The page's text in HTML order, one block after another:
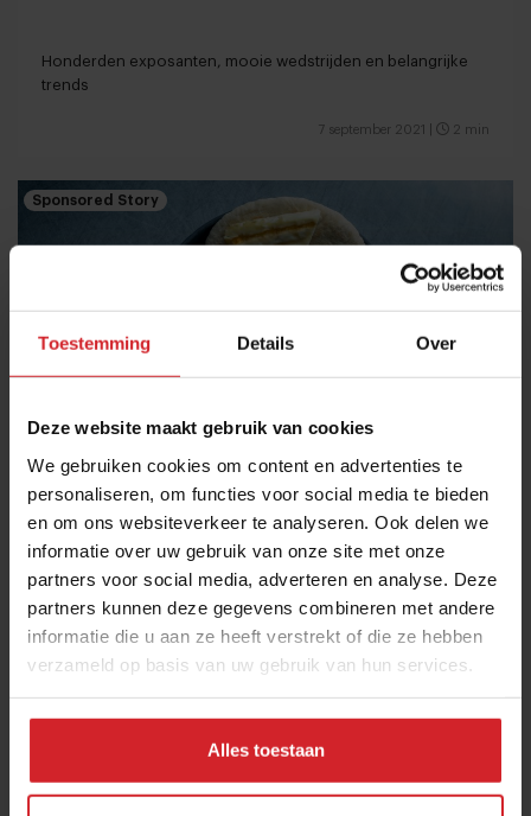
Toestemming Details Over
Deze website maakt gebruik van cookies
We gebruiken cookies om content en advertenties te
personaliseren, om functies voor social media te bieden
en om ons websiteverkeer te analyseren. Ook delen we
informatie over uw gebruik van onze site met onze
partners voor social media, adverteren en analyse. Deze
partners kunnen deze gegevens combineren met andere
informatie die u aan ze heeft verstrekt of die ze hebben
verzameld op basis van uw gebruik van hun services.
Alles toestaan
Honderden exposanten, mooie wedstrijden en belangrijke
trends
7 september 2021 2 min
Sponsored Story
Timesavers in de keuken (die je nog geld
besparen ook)
Zo ga je dat personeelstekort te lijf
6 september 2021 | 2 min